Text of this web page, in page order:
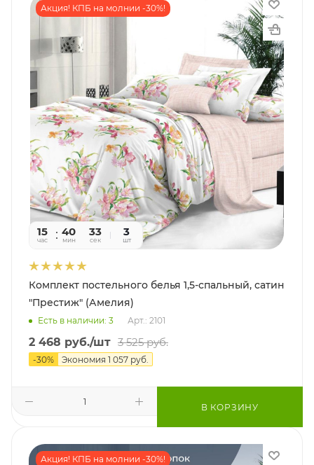
Акция! КПБ на молнии -30%!
15
час
40
мин
31
сек
3
шт
Комплект постельного белья 1,5-спальный, сатин
"Престиж" (Амелия)
Есть в наличии: 3 Арт.: 2101
2 468 руб./шт 3 525руб.
-30% Экономия 1 057 руб.
В КОРЗИНУ
Акция! КПБ на молнии -30%!